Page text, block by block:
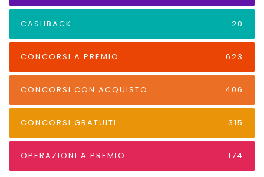
CASHBACK 20
CONCORSI A PREMIO 623
CONCORSI CON ACQUISTO 406
CONCORSI GRATUITI 315
OPERAZIONI A PREMIO 174